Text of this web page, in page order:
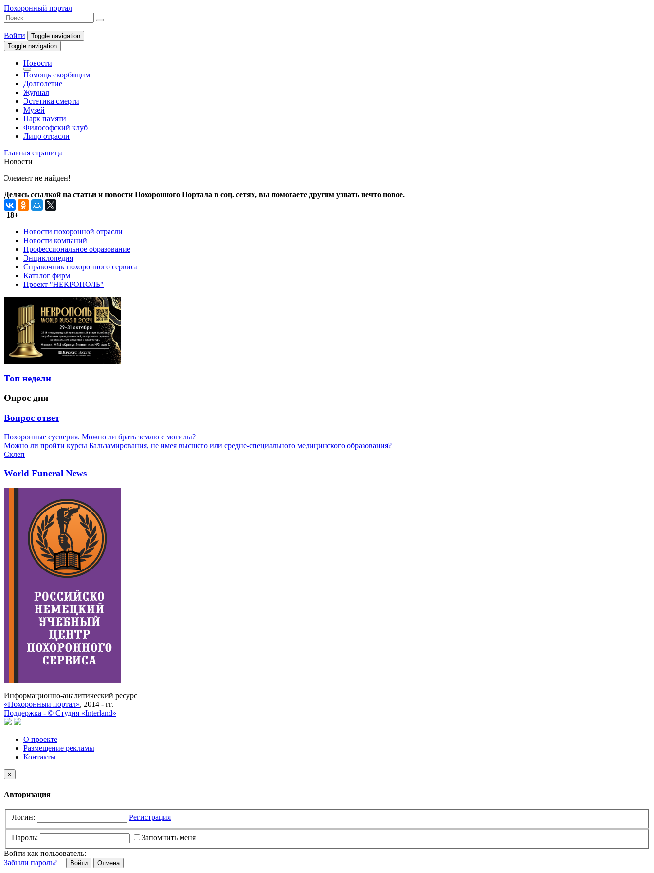
Похоронный портал
Войти
Toggle navigation
Toggle navigation
Новости
Помощь скорбящим
Долголетие
Журнал
Эстетика смерти
Музей
Парк памяти
Философский клуб
Лицо отрасли
Главная страница
Новости
Элемент не найден!
Делясь ссылкой на статьи и новости Похоронного Портала в соц. сетях, вы помогаете другим узнать нечто новое.
18+
Новости похоронной отрасли
Новости компаний
Профессиональное образование
Энциклопедия
Справочник похоронного сервиса
Каталог фирм
Проект "НЕКРОПОЛЬ"
Топ недели
Опрос дня
Вопрос ответ
Похоронные суеверия. Можно ли брать землю с могилы?
Можно ли пройти курсы Бальзамирования, не имея высшего или средне-специального медицинского образования?
Склеп
World Funeral News
Информационно-аналитический ресурс
«Похоронный портал», 2014 - гг.
Поддержка - © Cтудия «Interland»
О проекте
Размещение рекламы
Контакты
×
Авторизация
Логин: Регистрация
Пароль:
Запомнить меня
Войти как пользователь:
Забыли пароль?
Отмена